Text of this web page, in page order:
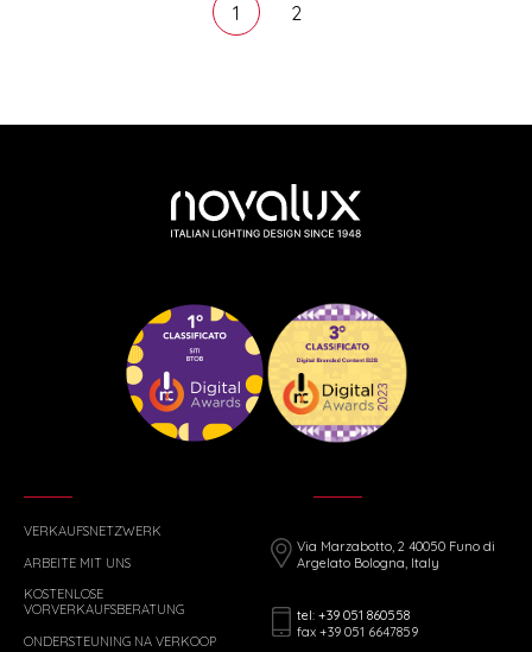
1 2
VERKAUFSNETZWERK
ARBEITE MIT UNS
KOSTENLOSE
VORVERKAUFSBERATUNG
ONDERSTEUNING NA VERKOOP
Via Marzabotto, 2 40050 Funo di
Argelato Bologna, Italy
tel: +39 051 860558
fax +39 051 6647859